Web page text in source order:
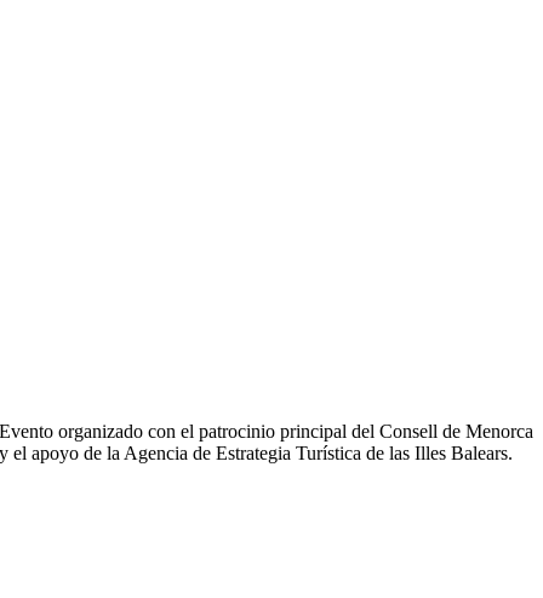
Evento organizado con el patrocinio principal del Consell de Menorca
y el apoyo de la Agencia de Estrategia Turística de las Illes Balears.